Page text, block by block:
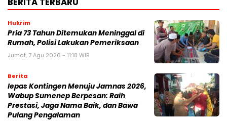
Hukrim
Pria 73 Tahun Ditemukan Meninggal di
Rumah, Polisi Lakukan Pemeriksaan
Jumat, 7 Agu 2026 - 11:18 WIB
Berita
lepas Kontingen Menuju Jamnas 2026,
Wabup Sumenep Berpesan: Raih
Prestasi, Jaga Nama Baik, dan Bawa
Pulang Pengalaman